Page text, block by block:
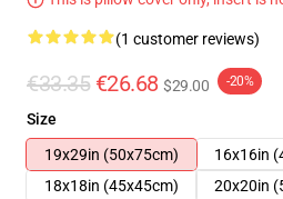
(1 customer reviews)
€33.35 €26.68 $29.00 -20%
Size
19x29in (50x75cm)
16x16in
18x18in (45x45cm)
20x20in